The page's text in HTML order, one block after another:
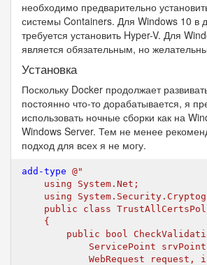
необходимо предварительно
системы Containers. Для Windows 10 в
требуется установить Hyper-V. Для
является обязательным, но
Установка
Поскольку Docker продолжает
постоянно что-то дорабатывается, я
использовать ночные сборки как на
Windows Server. Тем не менее
подход для всех я не могу.
add-type @"
    using System.Net;
using
public class
    {
public bool
ServicePoint
WebRequest request,